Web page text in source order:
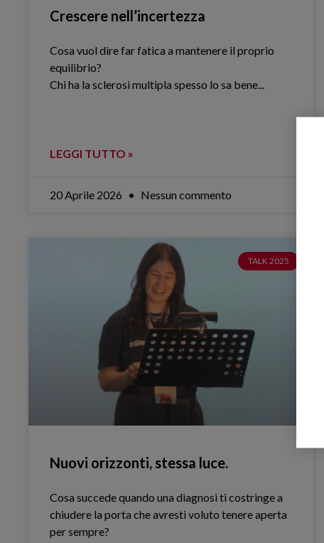
Crescere nell’incertezza
Cosa vuol dire far fatica a mantenere il proprio
equilibrio?
Chi ha la sclerosi multipla spesso lo sa bene.​..
LEGGI TUTTO »
20 Aprile 2026 Nessun commento
TALK 2025
Nuovi orizzonti, stessa luce.
Cosa succede quando una diagnosi ti costringe a
chiudere la porta che avresti voluto tenere aperta
per sempre?